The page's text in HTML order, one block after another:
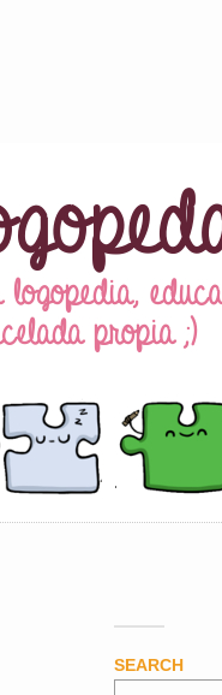
SEARCH